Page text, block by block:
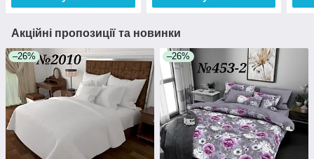
Акційні пропозиції та новинки
–26% –26%